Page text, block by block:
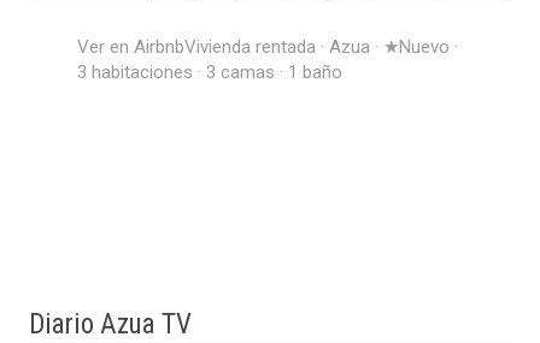
Ver en AirbnbVivienda rentada · Azua · ★Nuevo ·
3 habitaciones · 3 camas · 1 baño
Diario Azua TV